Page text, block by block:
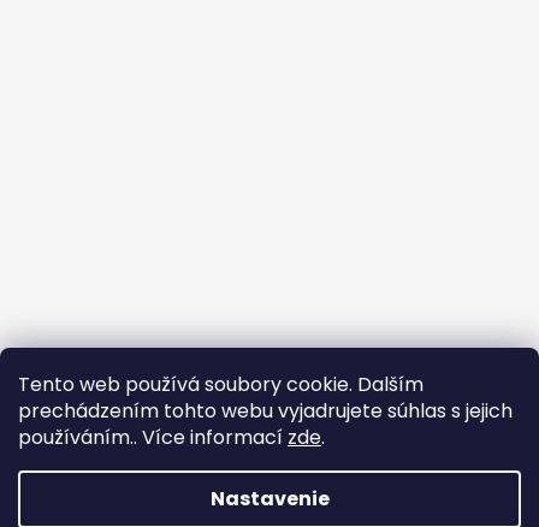
Tento web používá soubory cookie. Dalším
prechádzením tohto webu vyjadrujete súhlas s jejich
používáním.. Více informací zde.
Nastavenie
Sledovať na Instagrame